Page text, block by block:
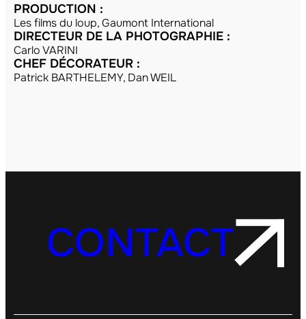
PRODUCTION :
Les films du loup, Gaumont International
DIRECTEUR DE LA PHOTOGRAPHIE :
Carlo VARINI
CHEF DÉCORATEUR :
Patrick BARTHELEMY, Dan WEIL
CONTACT